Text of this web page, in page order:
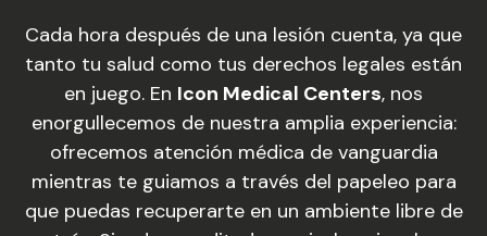
Cada hora después de una lesión cuenta, ya que
tanto tu salud como tus derechos legales están
en juego. En Icon Medical Centers, nos
enorgullecemos de nuestra amplia experiencia:
ofrecemos atención médica de vanguardia
mientras te guiamos a través del papeleo para
que puedas recuperarte en un ambiente libre de